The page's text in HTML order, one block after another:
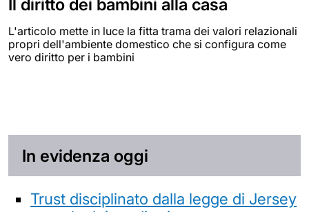
Il diritto dei bambini alla casa
L'articolo mette in luce la fitta trama dei valori relazionali
propri dell'ambiente domestico che si configura come
vero diritto per i bambini
In evidenza oggi
Trust disciplinato dalla legge di Jersey